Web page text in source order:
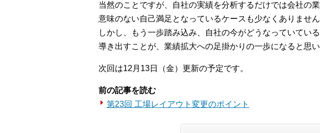
当然のことですが、自社の実績を分析するだけでは会社の
意味のない自己満足となっているケースも少なくありません
しかし、もう一歩踏み込み、自社の今がどうなっていてい
導き出すことが、業績拡大への足掛かりの一歩になると思い
次回は12月13日（金）更新の予定です。
前の記事を読む
第23回 工場レイアウト変更のポイント